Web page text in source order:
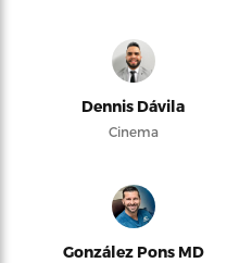
Dennis Dávila
Cinema
González Pons MD